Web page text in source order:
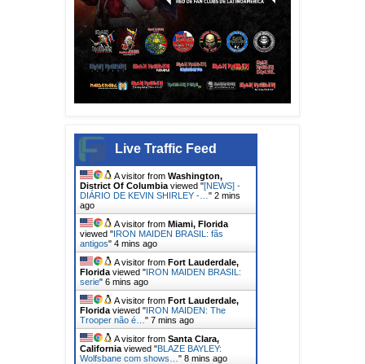
Live Traffic Feed
A visitor from Washington,
District Of Columbia viewed "[NEWS] -
DIÁRIO DE KEVIN SHIRLEY -… " 2 mins
ago
A visitor from Miami, Florida
viewed "IRON MAIDEN BRASIL: fãs
antigos" 4 mins ago
A visitor from Fort Lauderdale,
Florida viewed "IRON MAIDEN BRASIL:
serie" 6 mins ago
A visitor from Fort Lauderdale,
Florida viewed "IRON MAIDEN: The
Trooper não é… " 7 mins ago
A visitor from Santa Clara,
California viewed "BLAZE BAYLEY:
Wolfsbane com shows… " 8 mins ago